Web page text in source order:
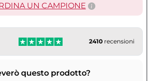
UN CAMPIONE
2410 recensioni
questo prodotto?